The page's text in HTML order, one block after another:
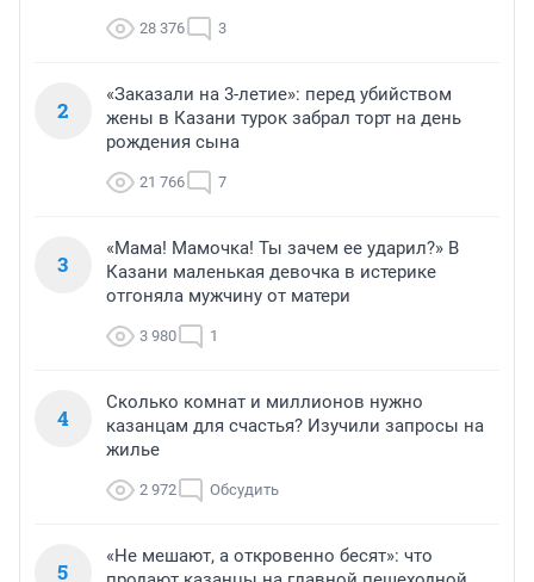
28 376 3
2
«Заказали на 3-летие»: перед убийством
жены в Казани турок забрал торт на день
рождения сына
21 766 7
3
«Мама! Мамочка! Ты зачем ее ударил?» В
Казани маленькая девочка в истерике
отгоняла мужчину от матери
3 980 1
4
Сколько комнат и миллионов нужно
казанцам для счастья? Изучили запросы на
жилье
2 972 Обсудить
5
«Не мешают, а откровенно бесят»: что